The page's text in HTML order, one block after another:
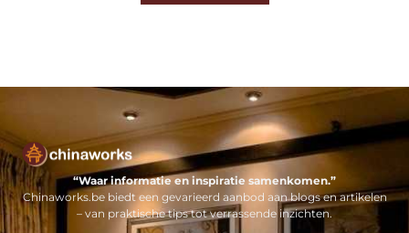
“Waar informatie en inspiratie samenkomen.”
Chinaworks.be biedt een gevarieerd aanbod aan blogs en artikelen
– van praktische tips tot verrassende inzichten.